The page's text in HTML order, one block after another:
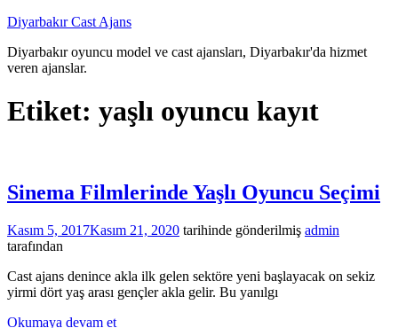
İçeriğe
Diyarbakır Cast Ajans
Diyarbakır oyuncu model ve cast ajansları, Diyarbakır'da hizmet
veren ajanslar.
Etiket: yaşlı oyuncu kayıt
Sinema Filmlerinde Yaşlı Oyuncu Seçimi
Kasım 5, 2017Kasım 21, 2020 tarihinde gönderilmiş admin
tarafından
Cast ajans denince akla ilk gelen sektöre yeni başlayacak on sekiz
yirmi dört yaş arası gençler akla gelir. Bu yanılgı
Okumaya devam et